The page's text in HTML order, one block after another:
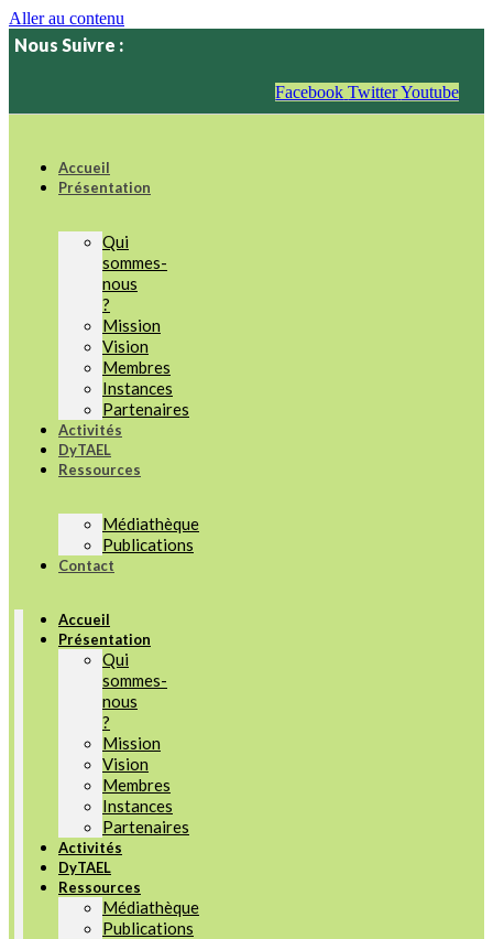
Aller au contenu
Nous Suivre :
Facebook TwitterYoutube
Accueil
Présentation
Qui
sommes-
nous
?
Mission
Vision
Membres
Instances
Partenaires
Activités
DyTAEL
Ressources
Médiathèque
Publications
Contact
Accueil
Présentation
Qui
sommes-
nous
?
Mission
Vision
Membres
Instances
Partenaires
Activités
DyTAEL
Ressources
Médiathèque
Publications